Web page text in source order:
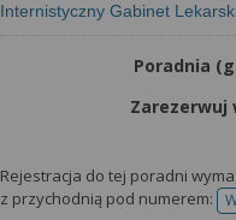
Internistyczny Gabinet
Poradnia
Rejestracja do tej poradni
z przychodnią pod numerem: